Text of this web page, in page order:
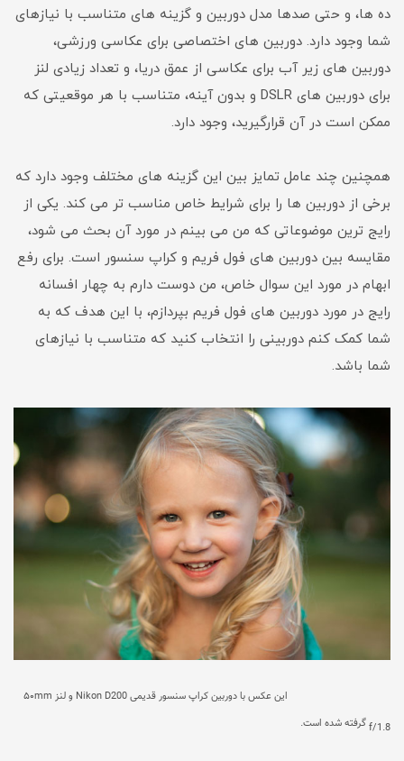
ده ها، و حتی صدها مدل دوربین و گزینه های متناسب با نیازهای
شما وجود دارد. دوربین های اختصاصی برای عکاسی ورزشی،
دوربین های زیر آب برای عکاسی از عمق دریا، و تعداد زیادی لنز
برای دوربین های DSLR و بدون آینه، متناسب با هر موقعیتی که
ممکن است در آن قرارگیرید، وجود دارد.
همچنین چند عامل تمایز بین این گزینه های مختلف وجود دارد که
برخی از دوربین ها را برای شرایط خاص مناسب تر می کند. یکی از
رایج ترین موضوعاتی که من می بینم در مورد آن بحث می شود،
مقایسه بین دوربین های فول فریم و کراپ سنسور است. برای رفع
ابهام در مورد این سوال خاص، من دوست دارم به چهار افسانه
رایج در مورد دوربین های فول فریم بپردازم، با این هدف که به
شما کمک کنم دوربینی را انتخاب کنید که متناسب با نیازهای
شما باشد.
این عکس با دوربین کراپ سنسور قدیمی Nikon D200 و لنز ۵۰mm
f/1.8 گرفته شده است.